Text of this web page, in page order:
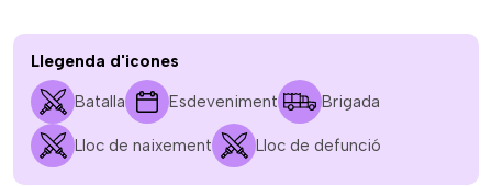
Llegenda d'icones
Batalla Esdeveniment Brigada
Lloc de naixement Lloc de defunció